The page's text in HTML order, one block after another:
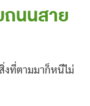
นนสาย
งที่ตามมาก็หนีไม่